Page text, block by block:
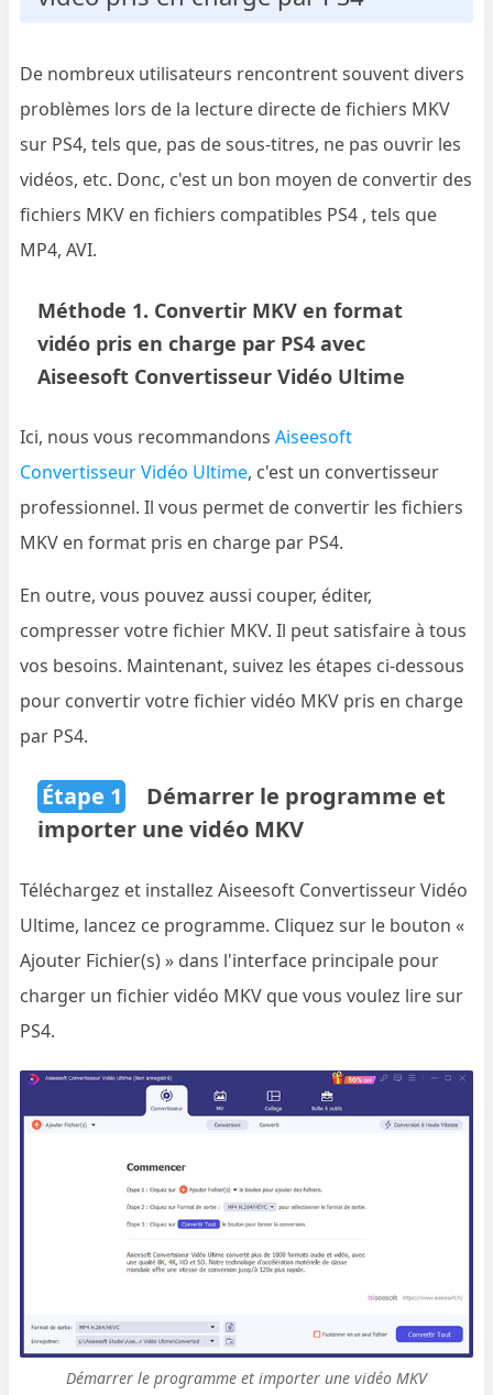
De nombreux utilisateurs rencontrent souvent divers
problèmes lors de la lecture directe de fichiers MKV
sur PS4, tels que, pas de sous-titres, ne pas ouvrir les
vidéos, etc. Donc, c'est un bon moyen de convertir des
fichiers MKV en fichiers compatibles PS4 , tels que
MP4, AVI.
Méthode 1. Convertir MKV en format
vidéo pris en charge par PS4 avec
Aiseesoft Convertisseur Vidéo Ultime
Ici, nous vous recommandonsAiseesoft
Convertisseur Vidéo Ultime, c'est un convertisseur
professionnel. Il vous permet de convertir les fichiers
MKV en format pris en charge par PS4.
En outre, vous pouvez aussi couper, éditer,
compresser votre fichier MKV. Il peut satisfaire à tous
vos besoins. Maintenant, suivez les étapes ci-dessous
pour convertir votre fichier vidéo MKV pris en charge
par PS4.
Étape 1
Démarrer le programme et
importer une vidéo MKV
Téléchargez et installez Aiseesoft Convertisseur Vidéo
Ultime, lancez ce programme. Cliquez sur le bouton «
Ajouter Fichier(s) » dans l'interface principale pour
charger un fichier vidéo MKV que vous voulez lire sur
PS4.
Démarrer le programme et importer une vidéo MKV